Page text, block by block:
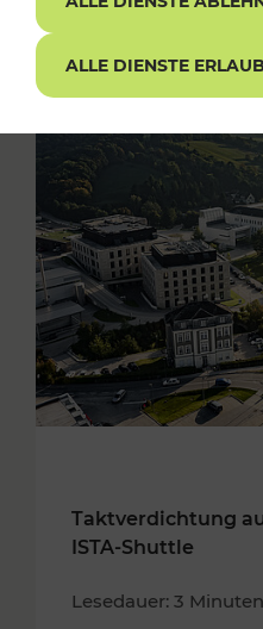
Taktverdichtung
ISTA-Shuttle
Lesedauer: 3 Minuten
ALLE DIENSTE